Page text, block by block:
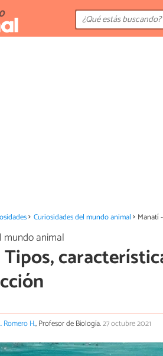
Curiosidades del mundo animal Manatí
mundo animal
Romero H., Profesor de Biología.27 octubre 2021